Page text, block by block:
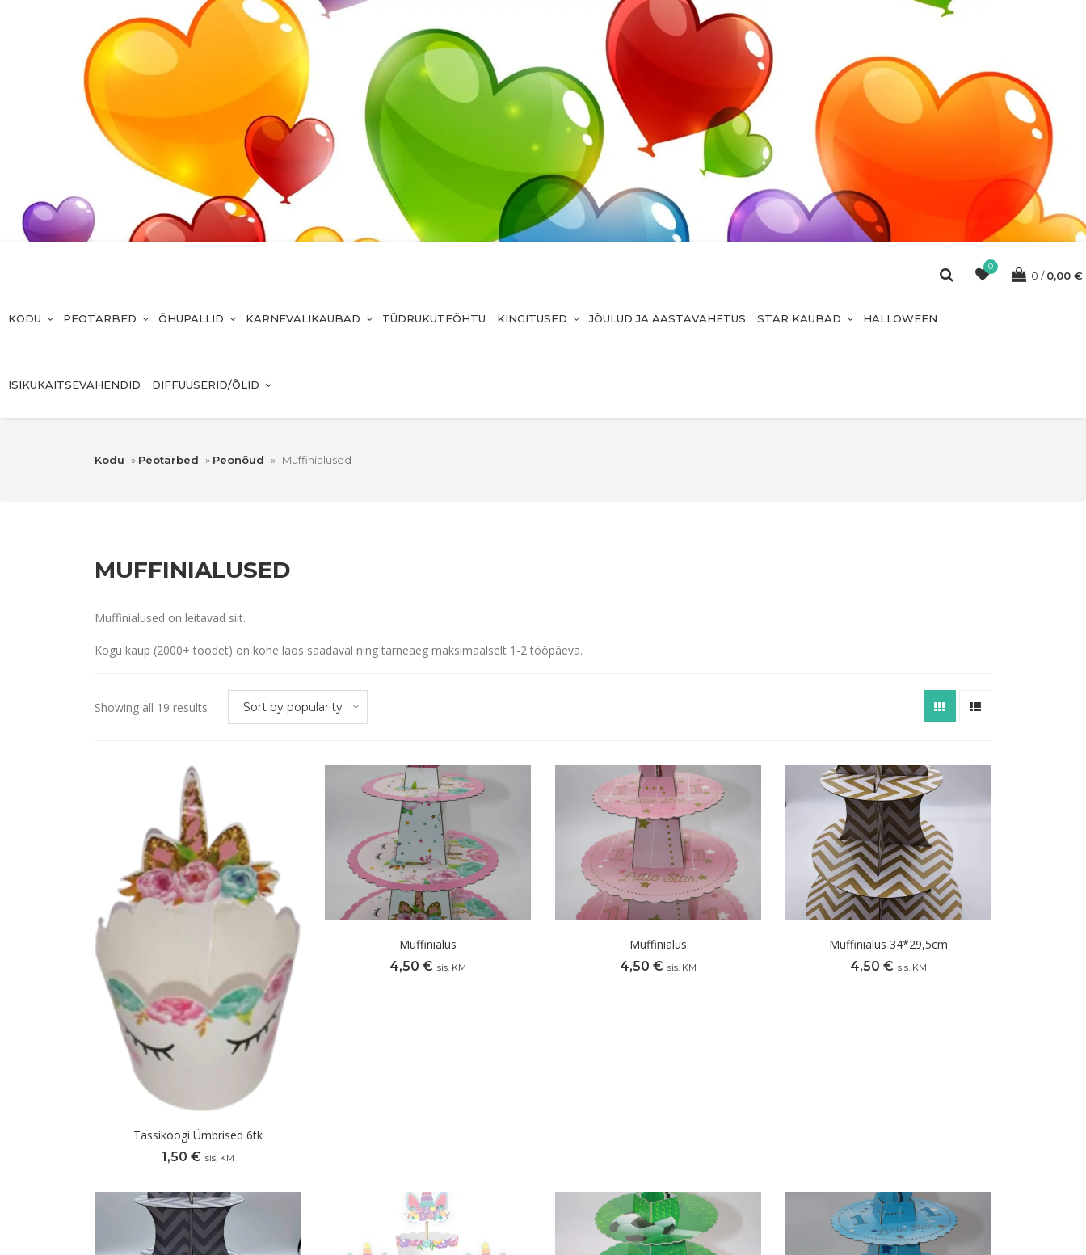
0
0 0,00 €
KODU PEOTARBED ÕHUPALLID KARNEVALIKAUBAD TÜDRUKUTEÕHTU KINGITUSED JÕULUD JA AASTAVAHETUS STAR KAUBAD HALLOWEEN
ISIKUKAITSEVAHENDID DIFFUUSERID/ÕLID
Kodu » Peotarbed » Peonõud » Muffinialused
MUFFINIALUSED
Muffinialused on leitavad siit.
Kogu kaup (2000+ toodet) on kohe laos saadaval ning tarneaeg maksimaalselt 1-2 tööpäeva.
Showing all 19 results Sort by popularity
Tassikoogi Ümbrised 6tk
1,50 € sis. KM
Muffinialus
4,50 € sis. KM
Muffinialus
4,50 € sis. KM
Muffinialus 34*29,5cm
4,50 € sis. KM